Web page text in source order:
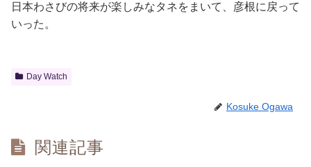
日本わさびの将来が楽しみなタネをまいて、彦根に戻って
いった。
Day Watch
Kosuke Ogawa
関連記事